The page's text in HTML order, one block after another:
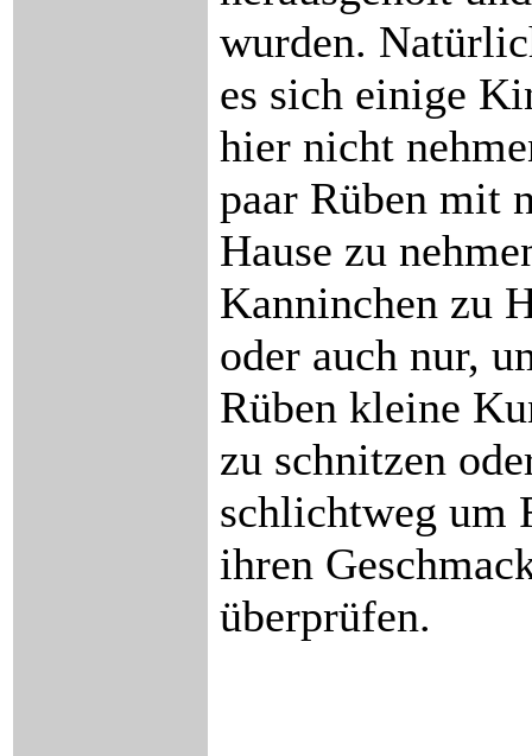
wurden.
es sich einige
hier nicht
paar Rüben mit
Hause zu
Kanninchen zu
oder auch nur,
Rüben kleine
zu schnitzen
schlichtweg um
ihren
überprüfen.